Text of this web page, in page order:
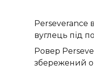
Perseverance
вуглець під
Ровер
збережений